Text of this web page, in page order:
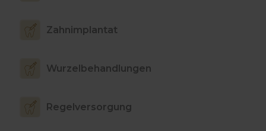
Zahnimplantat
Wurzelbehandlungen
Regelversorgung